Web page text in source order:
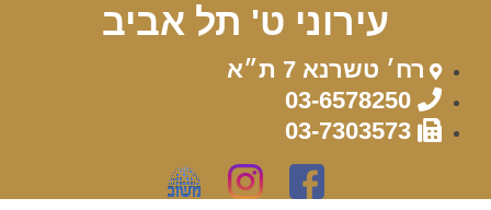
עירוני ט' תל אביב
רח׳ טשרנא 7 ת״א
03-6578250
03-7303573